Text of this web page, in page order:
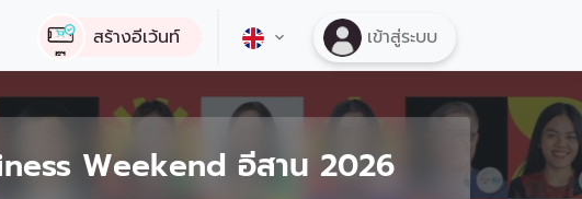
สร้างอีเว้นท์ เข้าสู่ระบบ
Weekend อีสาน 2026